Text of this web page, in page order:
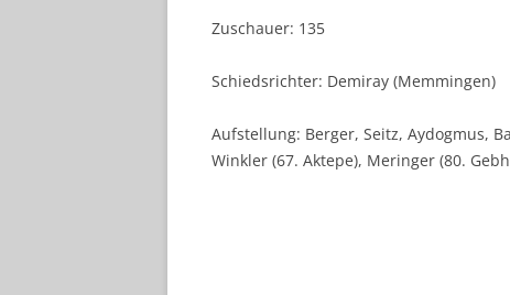
Zuschauer: 135
Schiedsrichter: Demiray (Memmingen)
Aufstellung: Berger, Seitz, Aydogmus,
Winkler (67. Aktepe), Meringer (80.